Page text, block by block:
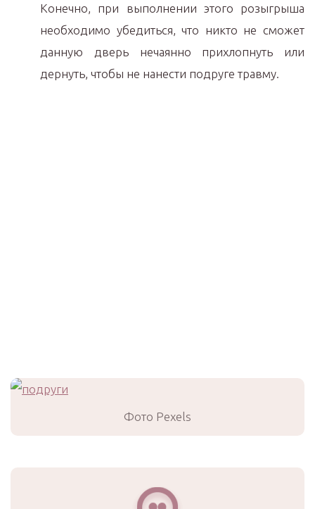
Конечно, при выполнении этого розыгрыша
необходимо убедиться, что никто не сможет
данную дверь нечаянно прихлопнуть или
дернуть, чтобы не нанести подруге травму.
Фото Pexels